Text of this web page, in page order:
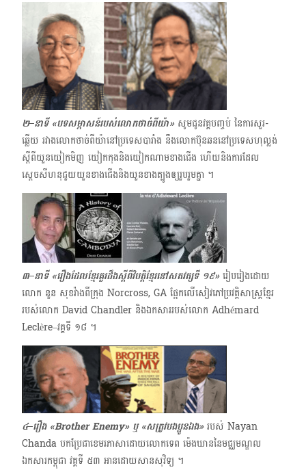
២–នាទី «បទសម្ភាសន៍របស់លោកថាច់ពីយ៉ា» សូមជូនវគ្គបញ្ចប់ នៃការសួរ-
ឆ្លើយ រវាង​លោកថាច់ពីយ៉ានៅប្រទេសបារាំង នឹងលោក​ប៊ុនឆន​នៅប្រទេសហុល្លង់
ស្ដីពីយួនយៀកមិញ យៀកកុង​និង​យៀកណាមខាងជើង ហើយនិងការដែល
ស្ដេចសីហនុជួយយួនខាងជើងនិងយួនខាងត្បូងឲ្យរួបរួមគ្នា ។
៣–នាទី «រឿងដែលខ្មែរគួរដឹងស្ដីពីវិបត្តិខ្មែរនៅសតវត្សទី ១៩»រៀបរៀងដោយ
លោក នួន សុខវ៉ាងពីក្រុង Norcross, GA ផ្អែកលើសៀវភៅប្រវត្តិសាស្ត្រខ្មែរ
របស់លោក​ David Chandler និងឯកសាររបស់លោក Adhémard
Leclère–វគ្គទី ១៨ ។
៤–រឿង «Brother Enemy» ឬ «សត្រូវបងប្អូនឯង»របស់ Nayan
Chanda​ បកប្រែជាខេមរភាសាដោយ​លោក​ទេព ម៉េងឃាន​នៃមជ្ឈមណ្ឌល
ឯកសារកម្ពុជា វគ្គទី ៥៣ ​អានដោយសានសុវិទ្យ ​។